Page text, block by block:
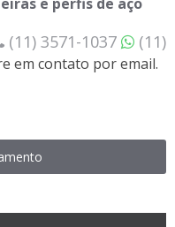
(11) 3571-1037
(11)
em contato por email.